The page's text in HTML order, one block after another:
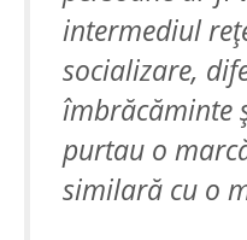
intermediul
socializare,
îmbrăcăminte
purtau o
similară cu o